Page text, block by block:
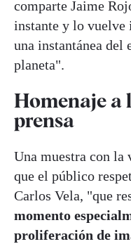
comparte Jaime
instante y lo vuelve
una instantánea del
planeta".
Homenaje a
prensa
Una muestra con la
que el público
Carlos Vela, "que
momento
proliferación de